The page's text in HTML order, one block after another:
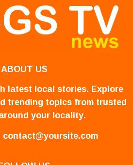
ABOUT US
latest local stories. Explore
trending topics from trusted
your locality.
contact@yoursite.com